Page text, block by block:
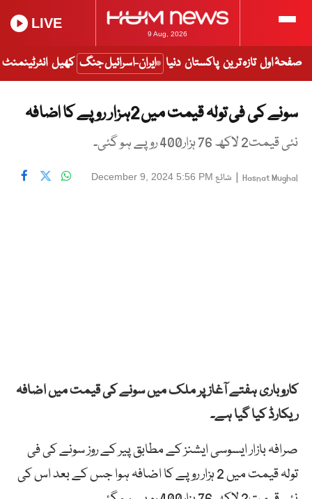
9 Aug, 2026
LIVE
صفحۂ اول تازہ ترین پاکستان دنیا ایران-اسرائیل جنگ کھیل انٹرٹینمنٹ
سونے کی فی تولہ قیمت میں 2ہزار روپے کا اضافہ
نئی قیمت2 لاکھ 76 ہزار400 روپے ہو گئی۔
Hasnat Mughal
| شائع December 9, 2024 5:56 PM
کاروباری ہفتے آغاز پر ملک میں سونے کی قیمت میں اضافہ
ریکارڈ کیا گیا ہے۔
صرافہ بازار ایسوسی ایشنز کے مطابق پیر کے روز سونے کی فی
تولہ قیمت میں 2 ہزار روپے کا اضافہ ہوا جس کے بعد اس کی